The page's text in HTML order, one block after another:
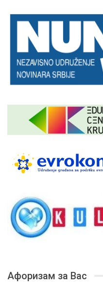
Афоризам за Вас